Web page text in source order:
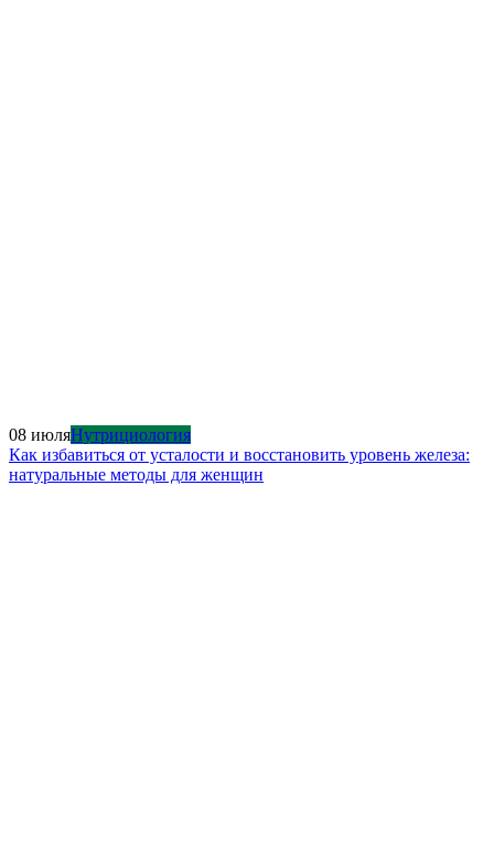
08 июляНутрициология
Как избавиться от усталости и восстановить уровень железа:
натуральные методы для женщин